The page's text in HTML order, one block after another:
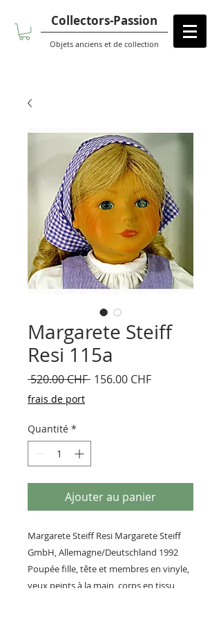
Collectors-Passion
Objets anciens et de collection
Margarete Steiff
Resi 115a
520.00 CHF Prix
156.00 CHFPrix
frais de port
Quantité *
Ajouter au panier
Margarete Steiff Resi Margarete Steiff
GmbH, Allemagne/Deutschland 1992
Poupée fille, tête et membres en vinyle,
yeux peints à la main, corps en tissu,